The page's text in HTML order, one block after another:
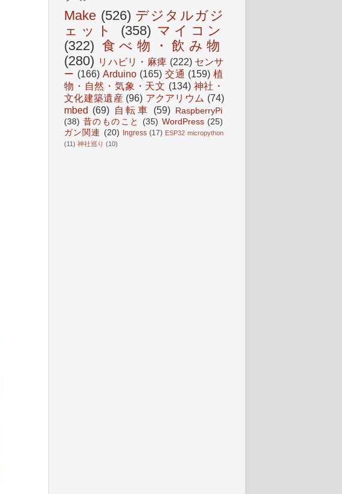
Make (526) デジタルガジ
ェット
(358) マイコン
(322) 食べ物・飲み物
(280) リハビリ・麻痺 (222) センサ
ー (166) Arduino (165) 交通 (159) 植
物・自然・気象・天文 (134) 神社・
文化建築遺産 (96) アクアリウム (74)
mbed (69) 自転車 (59) RaspberryPi
(38) 昔のものこと (35) WordPress (25)
ガン関連 (20) Ingress (17) ESP32 micropython
(11) 神社巡り (10)